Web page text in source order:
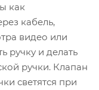
как
кабель,
видео или
ручку и делать
ручки. Клапан
светятся при